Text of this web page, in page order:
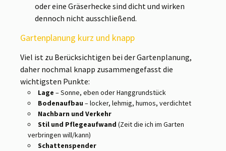
oder eine Gräserhecke sind dicht und wirken
dennoch nicht ausschließend.
Gartenplanung kurz und knapp
Viel ist zu Berücksichtigen bei der Gartenplanung,
daher nochmal knapp zusammengefasst die
wichtigsten Punkte:
Lage – Sonne, eben oder Hanggrundstück
Bodenaufbau – locker, lehmig, humos, verdichtet
Nachbarn und Verkehr
Stil und Pflegeaufwand (Zeit die ich im Garten
verbringen will/kann)
Schattenspender